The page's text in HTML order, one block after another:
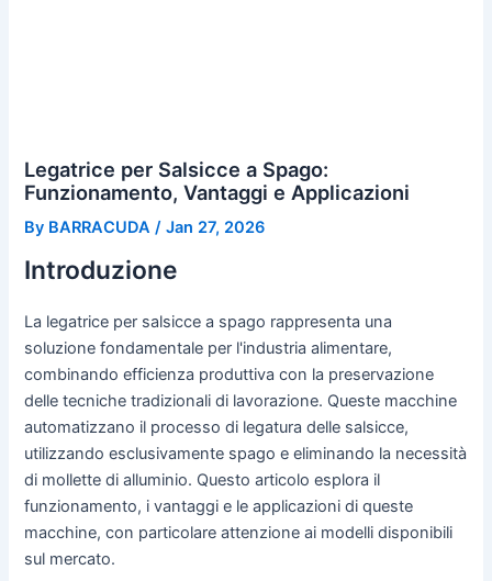
Legatrice per Salsicce a Spago:
Funzionamento, Vantaggi e Applicazioni
By BARRACUDA /Jan 27, 2026
Introduzione
La legatrice per salsicce a spago rappresenta una
soluzione fondamentale per l'industria alimentare,
combinando efficienza produttiva con la preservazione
delle tecniche tradizionali di lavorazione. Queste macchine
automatizzano il processo di legatura delle salsicce,
utilizzando esclusivamente spago e eliminando la necessità
di mollette di alluminio. Questo articolo esplora il
funzionamento, i vantaggi e le applicazioni di queste
macchine, con particolare attenzione ai modelli disponibili
sul mercato.